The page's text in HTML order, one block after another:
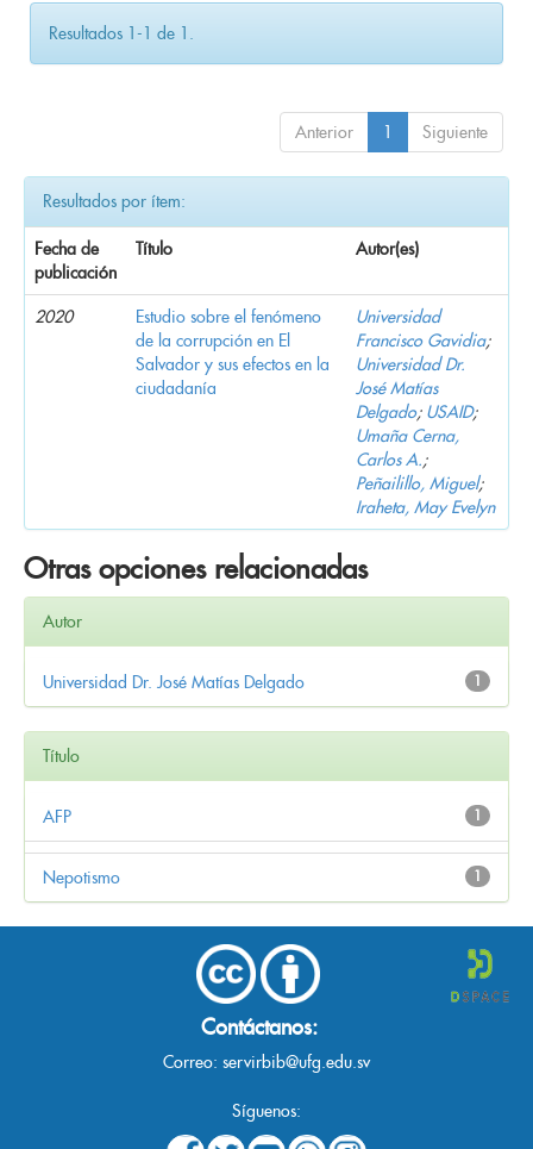
Resultados 1-1 de 1.
Anterior 1 Siguiente
Resultados por ítem:
Fecha de
publicación
Título Autor(es)
2020
Estudio sobre el fenómeno
de la corrupción en El
Salvador y sus efectos en la
ciudadanía
Universidad
Francisco Gavidia;
Universidad Dr.
José Matías
Delgado; USAID;
Umaña Cerna,
Carlos A.;
Peñailillo, Miguel;
Iraheta, May Evelyn
Otras opciones relacionadas
Autor
1
Universidad Dr. José Matías Delgado
Título
1
AFP
1
Nepotismo
Contáctanos:
Correo: servirbib@ufg.edu.sv
Síguenos: